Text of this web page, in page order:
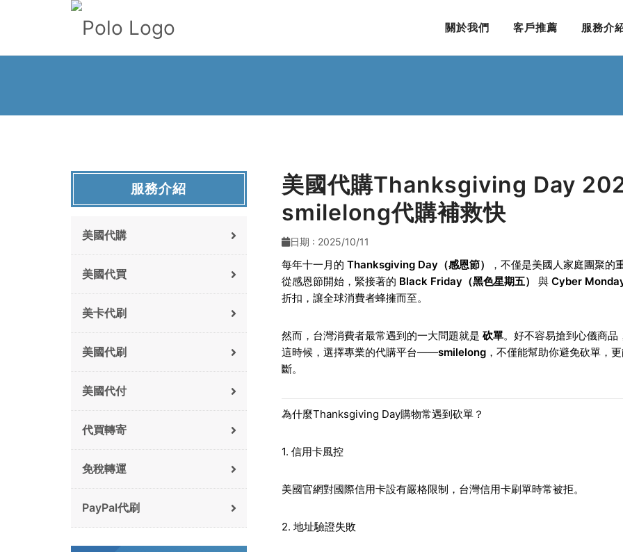
關於我們 客戶推薦 服務介
美國代購Thanksgiving Day
smilelong代購補救快
日期 : 2025/10/11
每年十一月的 Thanksgiving Day（感恩節）
，不僅是美國人家庭團聚的
從感恩節開始，緊接著的 Black Friday（黑色星期五） 與 Cyber
折扣，讓全球消費者蜂擁而至。
然而，台灣消費者最常遇到的一大問題就是 砍單。好不容易搶到心儀商品
這時候，選擇專業的代購平台——smilelong，不僅能幫助你避免砍單，
斷。
為什麼Thanksgiving Day購物常遇到砍單？
1. 信用卡風控
美國官網對國際信用卡設有嚴格限制，台灣信用卡刷單時常被拒。
2. 地址驗證失敗
服務介紹
美國代購
美國代買
美卡代刷
美國代刷
美國代付
代買轉寄
免稅轉運
PayPal代刷